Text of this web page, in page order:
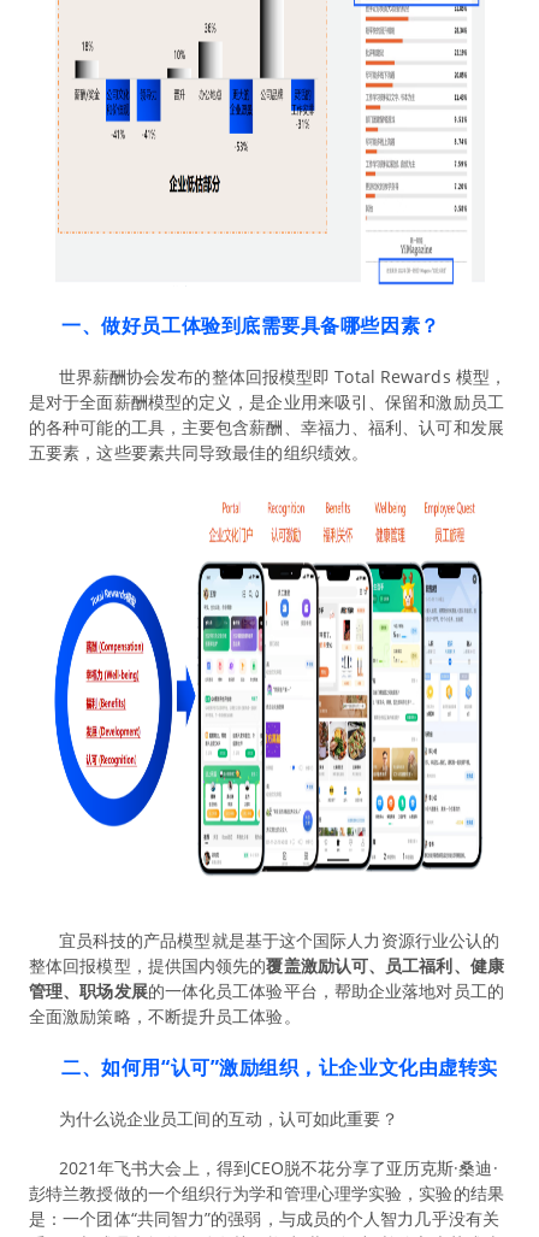
一、做好员工体验到底需要具备哪些因素？
世界薪酬协会发布的整体回报模型即 Total Rewards 模型，
是对于全面薪酬模型的定义，是企业用来吸引、保留和激励员工
的各种可能的工具，主要包含薪酬、幸福力、福利、认可和发展
五要素，这些要素共同导致最佳的组织绩效。
宜员科技的产品模型就是基于这个国际人力资源行业公认的
整体回报模型，提供国内领先的覆盖激励认可、员工福利、健康
管理、职场发展的一体化员工体验平台，帮助企业落地对员工的
全面激励策略，不断提升员工体验。
二、如何用“认可”激励组织，让企业文化由虚转实
为什么说企业员工间的互动，认可如此重要？
2021年飞书大会上，得到CEO脱不花分享了亚历克斯·桑迪·
彭特兰教授做的一个组织行为学和管理心理学实验，实验的结果
是：一个团体“共同智力”的强弱，与成员的个人智力几乎没有关